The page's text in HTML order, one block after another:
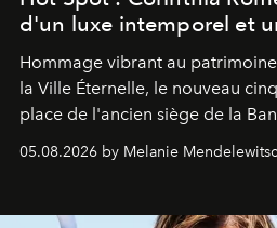
d'un luxe intemporel et
Hommage vibrant au
la Ville Éternelle, le nouveau
place de l'ancien siège de la
05.08.2026 by Melanie